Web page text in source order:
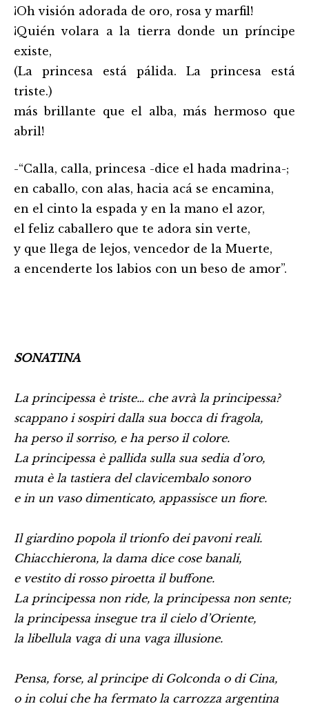
¡Oh visión adorada de oro, rosa y marfil!
¡Quién volara a la tierra donde un príncipe
existe,
(La princesa está pálida. La princesa está
triste.)
más brillante que el alba, más hermoso que
abril!
-“Calla, calla, princesa -dice el hada madrina-;
en caballo, con alas, hacia acá se encamina,
en el cinto la espada y en la mano el azor,
el feliz caballero que te adora sin verte,
y que llega de lejos, vencedor de la Muerte,
a encenderte los labios con un beso de amor”.
SONATINA
La principessa è triste… che avrà la principessa?
scappano i sospiri dalla sua bocca di fragola,
ha perso il sorriso, e ha perso il colore.
La principessa è pallida sulla sua sedia d’oro,
muta è la tastiera del clavicembalo sonoro
e in un vaso dimenticato, appassisce un fiore.
Il giardino popola il trionfo dei pavoni reali.
Chiacchierona, la dama dice cose banali,
e vestito di rosso piroetta il buffone.
La principessa non ride, la principessa non sente;
la principessa insegue tra il cielo d’Oriente,
la libellula vaga di una vaga illusione.
Pensa, forse, al principe di Golconda o di Cina,
o in colui che ha fermato la carrozza argentina